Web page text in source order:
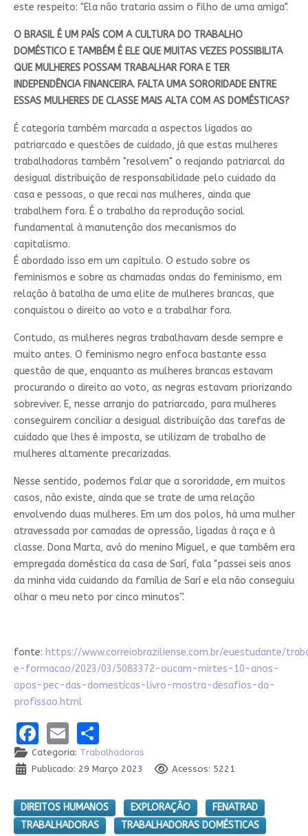
este respeito: "Ela não trataria assim o filho de uma amiga".
O BRASIL É UM PAÍS COM A CULTURA DO TRABALHO
DOMÉSTICO E TAMBÉM É ELE QUE MUITAS VEZES POSSIBILITA
QUE MULHERES POSSAM TRABALHAR FORA E TER
INDEPENDÊNCIA FINANCEIRA. FALTA UMA SORORIDADE ENTRE
ESSAS MULHERES DE CLASSE MAIS ALTA COM AS DOMÉSTICAS?
É categoria também marcada a aspectos ligados ao
patriarcado e questões de cuidado, já que estas mulheres
trabalhadoras também "resolvem" o reajando patriarcal da
desigual distribuição de responsabilidade pelo cuidado da
casa e pessoas, o que recai nas mulheres, ainda que
trabalhem fora. É o trabalho da reprodução social
fundamental à manutenção dos mecanismos do
capitalismo.
É abordado isso em um capítulo. O estudo sobre os
feminismos e sobre as chamadas ondas do feminismo, em
relação à batalha de uma elite de mulheres brancas, que
conquistou o direito ao voto e a trabalhar fora.
Contudo, as mulheres negras trabalhavam desde sempre e
muito antes. O feminismo negro enfoca bastante essa
questão de que, enquanto as mulheres brancas estavam
procurando o direito ao voto, as negras estavam priorizando
sobreviver. E, nesse arranjo do patriarcado, para mulheres
conseguirem conciliar a desigual distribuição das tarefas de
cuidado que lhes é imposta, se utilizam de trabalho de
mulheres altamente precarizadas.
Nesse sentido, podemos falar que a sororidade, em muitos
casos, não existe, ainda que se trate de uma relação
envolvendo duas mulheres. Em um dos polos, há uma mulher
atravessada por camadas de opressão, ligadas à raça e à
classe. Dona Marta, avó do menino Miguel, e que também era
empregada doméstica da casa de Sarí, fala "passei seis anos
da minha vida cuidando da família de Sarí e ela não conseguiu
olhar o meu neto por cinco minutos”.
fonte: https://www.correiobraziliense.com.br/euestudante/
e-formacao/2023/03/5083372-oucam-mirtes-10-anos-
apos-pec-das-domesticas-livro-mostra-desafios-da-
profissao.html
Facebook
EmailShare
Categoria: Trabalhadoras
Publicado: 29 Março 2023
Acessos: 5221
DIREITOS HUMANOS EXPLORAÇÃO
FENATRAD
TRABALHADORAS
TRABALHADORAS DOMÉSTICAS